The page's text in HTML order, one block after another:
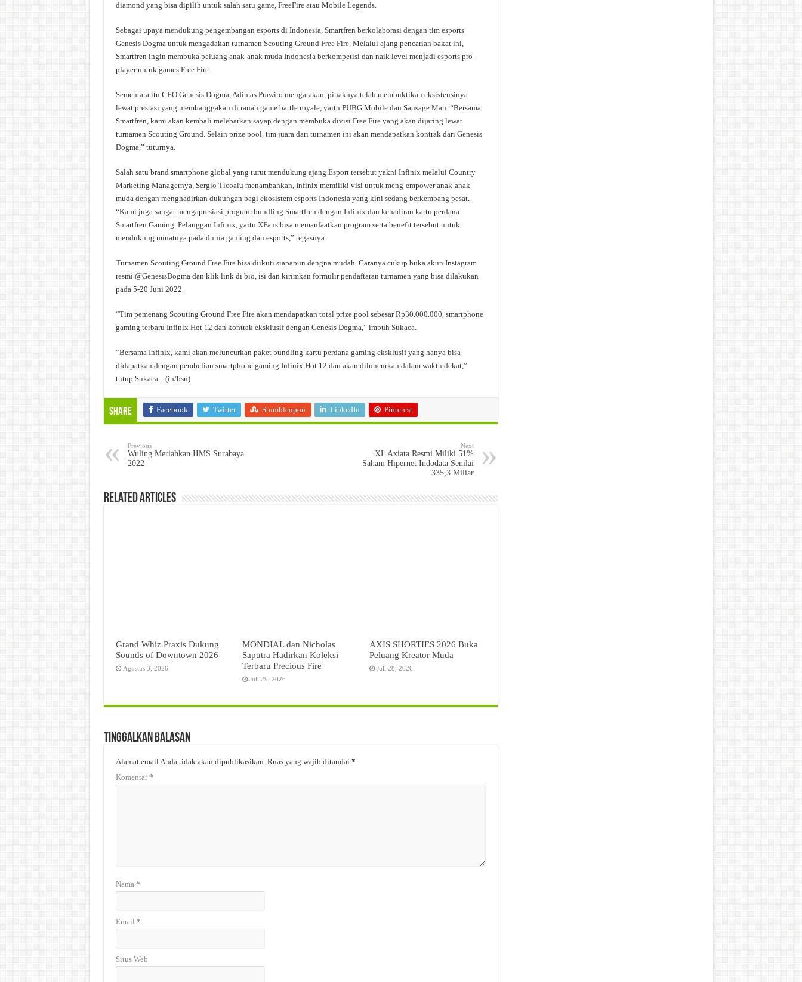
diamond yang bisa dipilih untuk salah satu game, FreeFire atau Mobile Legends.
Sebagai upaya mendukung pengembangan esports di Indonesia, Smartfren berkolaborasi dengan tim esports
Genesis Dogma untuk mengadakan turnamen Scouting Ground Free Fire. Melalui ajang pencarian bakat ini,
Smartfren ingin membuka peluang anak-anak muda Indonesia berkompetisi dan naik level menjadi esports pro-
player untuk games Free Fire.
Sementara itu CEO Genesis Dogma, Adimas Prawiro mengatakan, pihaknya telah membuktikan eksistensinya
lewat prestasi yang membanggakan di ranah game battle royale, yaitu PUBG Mobile dan Sausage Man. “Bersama
Smartfren, kami akan kembali melebarkan sayap dengan membuka divisi Free Fire yang akan dijaring lewat
turnamen Scouting Ground. Selain prize pool, tim juara dari turnamen ini akan mendapatkan kontrak dari Genesis
Dogma,” tuturnya.
Salah satu brand smartphone global yang turut mendukung ajang Esport tersebut yakni Infinix melalui Country
Marketing Managernya, Sergio Ticoalu menambahkan, Infinix memiliki visi untuk meng-empower anak-anak
muda dengan menghadirkan dukungan bagi ekosistem esports Indonesia yang kini sedang berkembang pesat.
“Kami juga sangat mengapresiasi program bundling Smartfren dengan Infinix dan kehadiran kartu perdana
Smartfren Gaming. Pelanggan Infinix, yaitu XFans bisa memanfaatkan program serta benefit tersebut untuk
mendukung minatnya pada dunia gaming dan esports,” tegasnya.
Turnamen Scouting Ground Free Fire bisa diikuti siapapun dengna mudah. Caranya cukup buka akun Instagram
resmi @GenesisDogma dan klik link di bio, isi dan kirimkan formulir pendaftaran turnamen yang bisa dilakukan
pada 5-20 Juni 2022.
“Tim pemenang Scouting Ground Free Fire akan mendapatkan total prize pool sebesar Rp30.000.000, smartphone
gaming terbaru Infinix Hot 12 dan kontrak eksklusif dengan Genesis Dogma,” imbuh Sukaca.
“Bersama Infinix, kami akan meluncurkan paket bundling kartu perdana gaming eksklusif yang hanya bisa
didapatkan dengan pembelian smartphone gaming Infinix Hot 12 dan akan diluncurkan dalam waktu dekat,”
tutup Sukaca. (in/bsn)
Share Facebook Twitter Stumbleupon LinkedIn Pinterest
Previous
Wuling Meriahkan IIMS Surabaya
2022
Next
XL Axiata Resmi Miliki 51%
Saham Hipernet Indodata Senilai
335,3 Miliar
Related Articles
Grand Whiz Praxis Dukung
Sounds of Downtown 2026
Agustus 3, 2026
MONDIAL dan Nicholas
Saputra Hadirkan Koleksi
Terbaru Precious Fire
Juli 29, 2026
AXIS SHORTIES 2026 Buka
Peluang Kreator Muda
Juli 28, 2026
Tinggalkan Balasan
Alamat email Anda tidak akan dipublikasikan. Ruas yang wajib ditandai *
Komentar*
Nama *
Email *
Situs Web